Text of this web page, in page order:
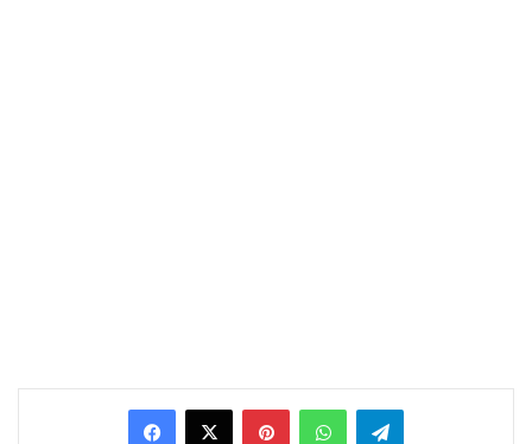
Facebook
X PinterestWhatsAppTelegram